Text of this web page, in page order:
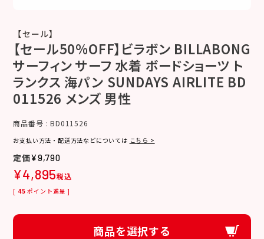
【セール】
【セール50%OFF】ビラボン BILLABONG
サーフィン サーフ 水着 ボードショーツ ト
ランクス 海パン SUNDAYS AIRLITE BD
011526 メンズ 男性
商品番号 BD011526
お支払い方法・配送方法などについては こちら >
¥9,790
¥4,895税込
[ 45 ポイント進呈 ]
商品を選択する